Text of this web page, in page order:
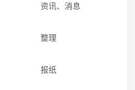
） 资讯、消息
ん） 整理
ん） 报纸